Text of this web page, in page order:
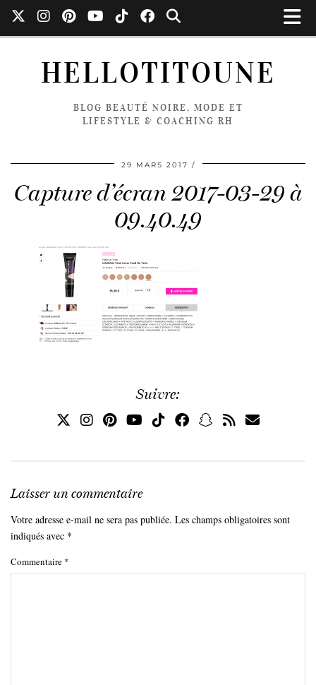
HELLOTITOUNE
BLOG BEAUTÉ NOIRE, MODE ET
LIFESTYLE & COACHING RH
29 MARS 2017
Capture d’écran 2017-03-29 à
09.40.49
Suivre:
Laisser un commentaire
Votre adresse e-mail ne sera pas publiée. Les champs obligatoires sont
indiqués avec *
Commentaire *